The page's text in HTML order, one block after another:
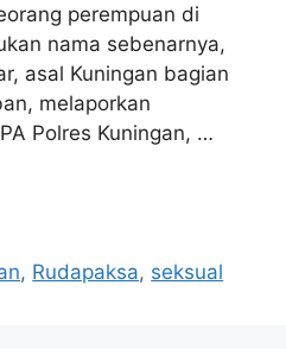
perempuan di
nama sebenarnya,
asal Kuningan bagian
melaporkan
Polres Kuningan, …
, Rudapaksa, seksual